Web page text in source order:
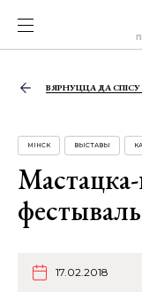
ВЯРНУЦЦА ДА
МІНСК ВЫСТАВЫ
17.02.2018